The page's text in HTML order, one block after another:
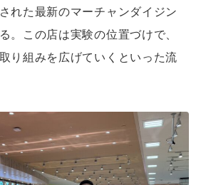
れた最新のマーチャンダイジン
。この店は実験の位置づけで、
り組みを広げていくといった流